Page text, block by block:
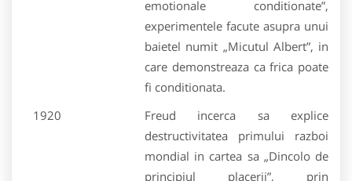
emotionale conditionate”,
experimentele facute asupra unui
baietel numit „Micutul Albert”, in
care demonstreaza ca frica poate
fi conditionata.
1920
Freud incerca sa explice
destructivitatea primului razboi
mondial in cartea sa „Dincolo de
principiul placerii”, prin